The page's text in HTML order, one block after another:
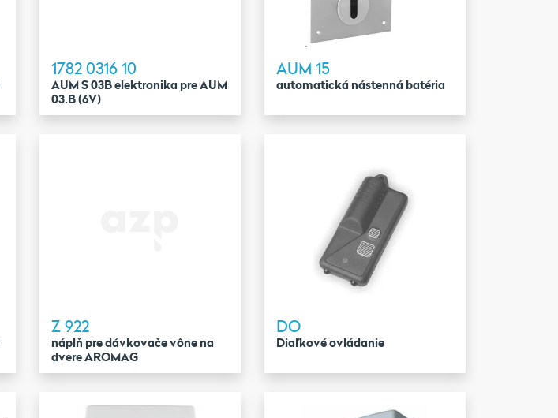
1782 0316 10
AUM S 03B elektronika pre AUM
03.B (6V)
AUM 15
automatická nástenná batéria
Z 922
náplň pre dávkovače vône na
dvere AROMAG
DO
Diaľkové ovládanie